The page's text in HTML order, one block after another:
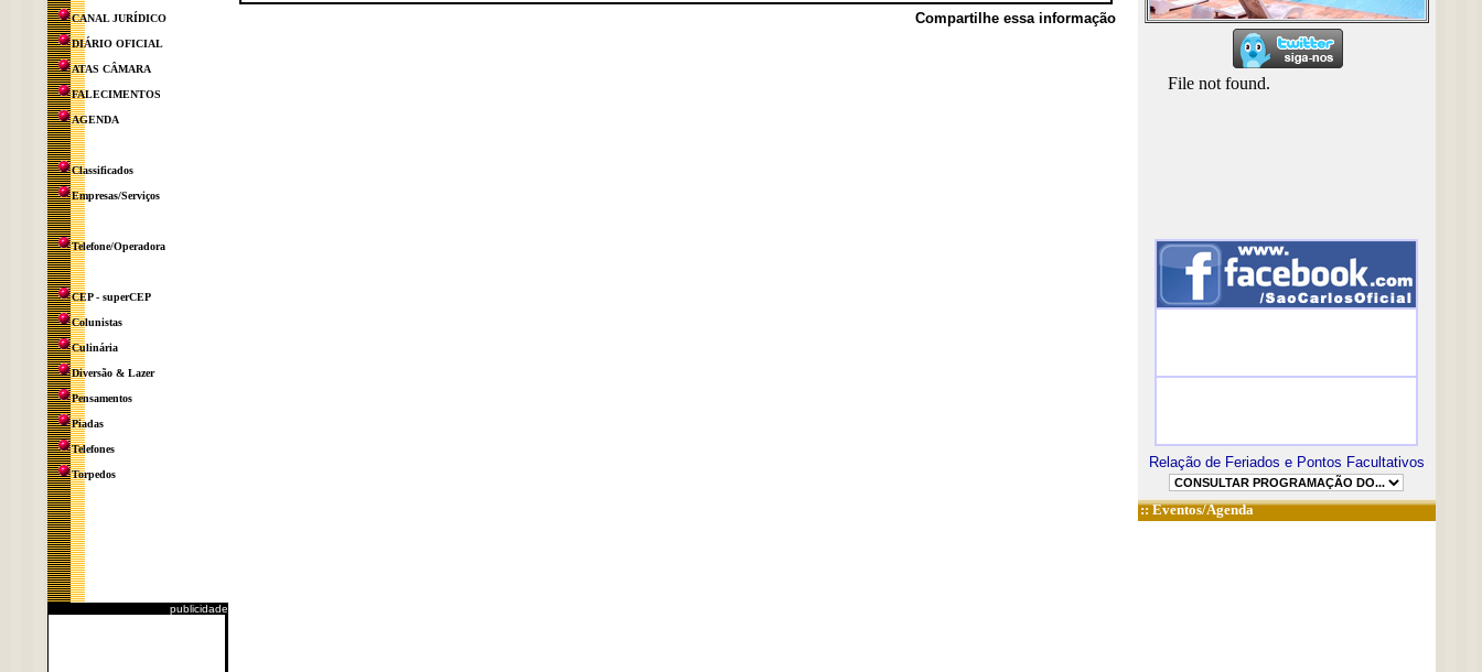
CANAL JURÍDICO
DIÁRIO OFICIAL
ATAS CÂMARA
FALECIMENTOS
AGENDA
Classificados
Empresas/Serviços
Telefone/Operadora
CEP - superCEP
Colunistas
Culinária
Diversão & Lazer
Pensamentos
Piadas
Telefones
Torpedos
publicidade
Compartilhe essa informação
Relação de Feriados e Pontos Facultativos
::Eventos/Agenda